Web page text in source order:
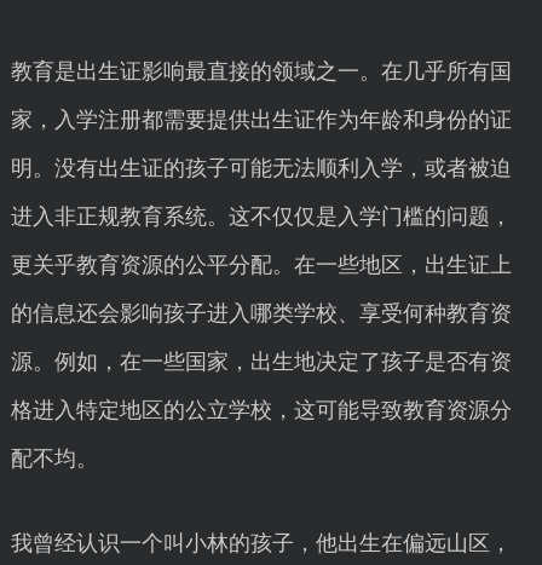
教育是出生证影响最直接的领域之一。在几乎所有国
家，入学注册都需要提供出生证作为年龄和身份的证
明。没有出生证的孩子可能无法顺利入学，或者被迫
进入非正规教育系统。这不仅仅是入学门槛的问题，
更关乎教育资源的公平分配。在一些地区，出生证上
的信息还会影响孩子进入哪类学校、享受何种教育资
源。例如，在一些国家，出生地决定了孩子是否有资
格进入特定地区的公立学校，这可能导致教育资源分
配不均。
我曾经认识一个叫小林的孩子，他出生在偏远山区，